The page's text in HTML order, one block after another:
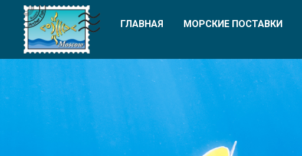
ГЛАВНАЯ МОРСКИЕ ПОСТАВКИ